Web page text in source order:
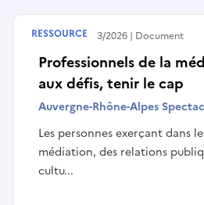
Professionnels de la
aux défis, tenir le cap
Auvergne-Rhône-Alpes
Les personnes exerçant dans
médiation, des relations
cultu...
Publié le12/03/2026 Document
RESSOURCE